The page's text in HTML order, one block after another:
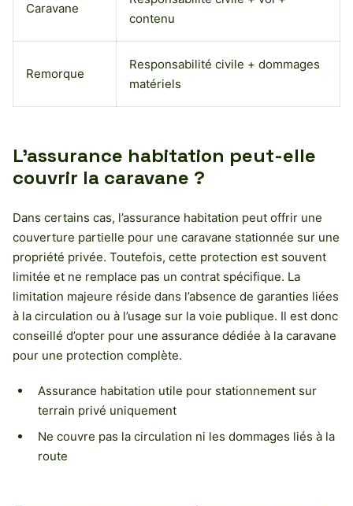
Caravane
contenu
Remorque
Responsabilité civile + dommages
matériels
L’assurance habitation peut-elle
couvrir la caravane ?
Dans certains cas, l’assurance habitation peut offrir une
couverture partielle pour une caravane stationnée sur une
propriété privée. Toutefois, cette protection est souvent
limitée et ne remplace pas un contrat spécifique. La
limitation majeure réside dans l’absence de garanties liées
à la circulation ou à l’usage sur la voie publique. Il est donc
conseillé d’opter pour une assurance dédiée à la caravane
pour une protection complète.
Assurance habitation utile pour stationnement sur
terrain privé uniquement
Ne couvre pas la circulation ni les dommages liés à la
route